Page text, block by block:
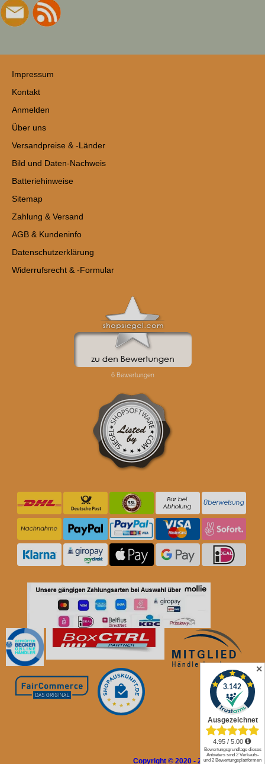
Impressum
Kontakt
Anmelden
Über uns
Versandpreise & -Länder
Bild und Daten-Nachweis
Batteriehinweise
Sitemap
Zahlung & Versand
AGB & Kundeninfo
Datenschutzerklärung
Widerrufsrecht & -Formular
Copyright © 2020 - 2026 Rolladen
✕